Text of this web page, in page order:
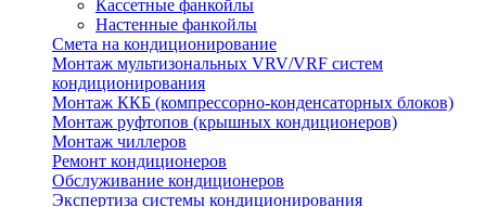
Кассетные фанкойлы
Настенные фанкойлы
Смета на кондиционирование
Монтаж мультизональных VRV/VRF систем
кондиционирования
Монтаж ККБ (компрессорно-конденсаторных блоков)
Монтаж руфтопов (крышных кондиционеров)
Монтаж чиллеров
Ремонт кондиционеров
Обслуживание кондиционеров
Экспертиза системы кондиционирования